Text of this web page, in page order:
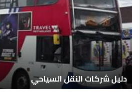
ي
ش
ر
ك
ا
ت
ل
دليل شركات النقل السياحي